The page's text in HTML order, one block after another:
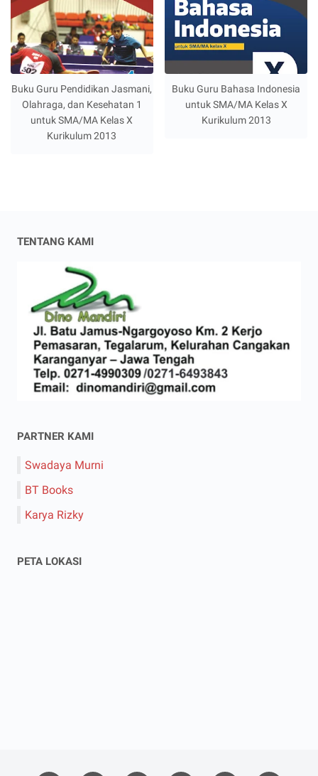
Buku Guru Pendidikan Jasmani,
Olahraga, dan Kesehatan 1
untuk SMA/MA Kelas X
Kurikulum 2013
Buku Guru Bahasa Indonesia
untuk SMA/MA Kelas X
Kurikulum 2013
TENTANG KAMI
PARTNER KAMI
Swadaya Murni
BT Books
Karya Rizky
PETA LOKASI